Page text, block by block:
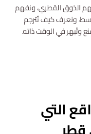
الذوق القطري، ونفهم
ونعرف كيف نُترجم
وتُبهر في الوقت ذاته.
التي